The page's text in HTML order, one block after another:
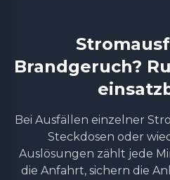
Brandgeruch?
Bei Ausfällen einzelner
Steckdosen oder
Auslösungen zählt jede
die Anfahrt, sichern die